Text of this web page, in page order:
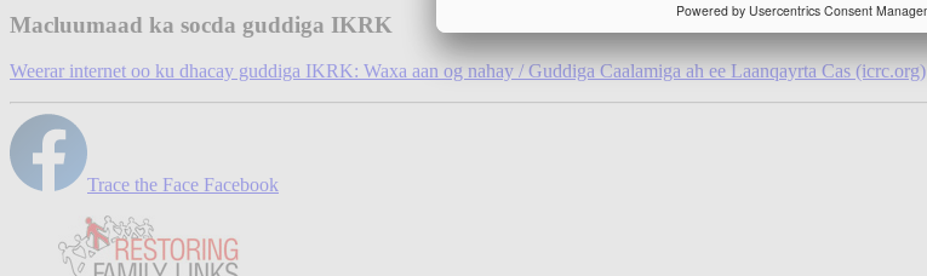
Macluumaad ka socda guddiga IKRK
Weerar internet oo ku dhacay guddiga IKRK: Waxa aan og nahay / Guddiga Caalamiga ah ee Laanqayrta Cas (icrc.org)
Trace the Face Facebook